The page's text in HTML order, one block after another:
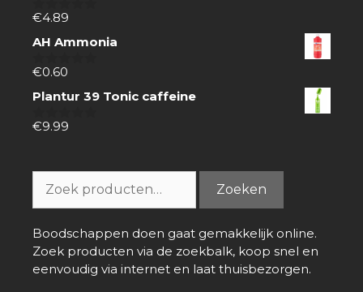
0
5
€4.89
AH Ammonia
0
5
€0.60
Plantur 39 Tonic caffeine
0
€9.99
naar:
Zoeken
Boodschappen doen gaat gemakkelijk online.
Zoek producten via de zoekbalk, koop snel en
eenvoudig via internet en laat thuisbezorgen.